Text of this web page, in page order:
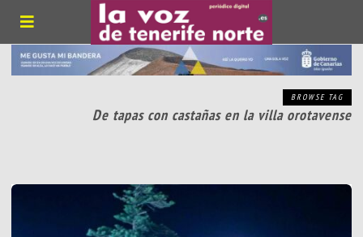
BROWSE TAG
De tapas con castañas en la villa orotavense